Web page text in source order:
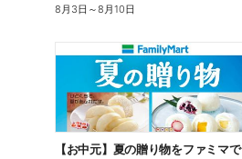
8月3日 ～8月10日
【お中元】夏の贈り物をファミマで